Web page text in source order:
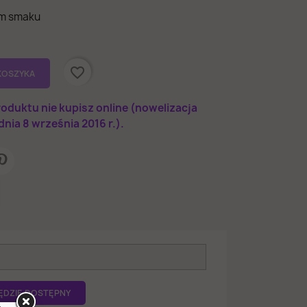
smaku
favorite_border
nie kupisz online (nowelizacja
8 września 2016 r.).
DOSTĘPNY